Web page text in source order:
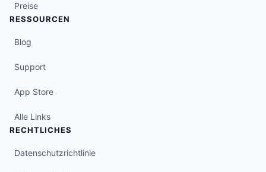
Preise
RESSOURCEN
Blog
Support
App Store
Alle Links
RECHTLICHES
Datenschutzrichtlinie